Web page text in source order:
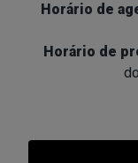
Horário de
Horário de